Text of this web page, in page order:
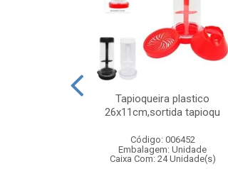
Tapioqueira plastico
26x11cm,sortida tapioqu
Código: 006452
Embalagem: Unidade
Caixa Com: 24 Unidade(s)